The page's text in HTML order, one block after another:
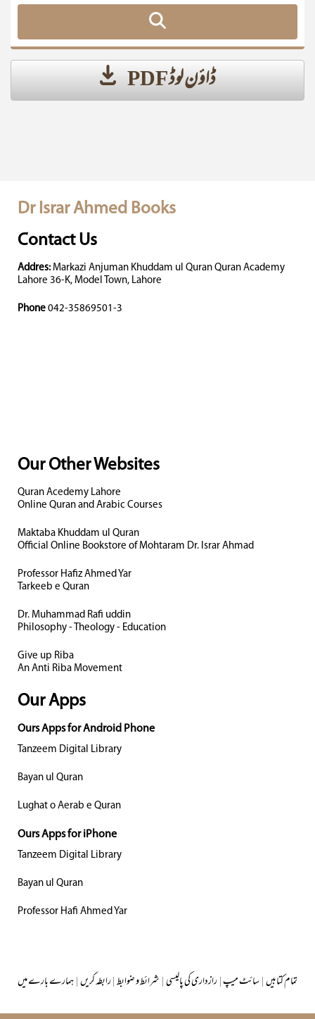
ڈاؤن لوڈ PDF
Dr Israr Ahmed Books
Contact Us
Addres: Markazi Anjuman Khuddam ul Quran Quran Academy
Lahore 36-K, Model Town, Lahore
Phone 042-35869501-3
Our Other Websites
Quran Acedemy Lahore
Online Quran and Arabic Courses
Maktaba Khuddam ul Quran
Official Online Bookstore of Mohtaram Dr. Israr Ahmad
Professor Hafiz Ahmed Yar
Tarkeeb e Quran
Dr. Muhammad Rafi uddin
Philosophy - Theology - Education
Give up Riba
An Anti Riba Movement
Our Apps
Ours Apps for Android Phone
Tanzeem Digital Library
Bayan ul Quran
Lughat o Aerab e Quran
Ours Apps for iPhone
Tanzeem Digital Library
Bayan ul Quran
Professor Hafi Ahmed Yar
ہمارے بارے میں|رابطہ کریں|شرائط و ضوابط|رازداری کی پالیسی|سائٹ میپ|تمام کتابیں